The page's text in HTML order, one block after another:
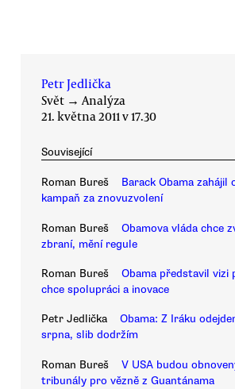
Petr Jedlička
Svět →Analýza
21. května 2011 v 17.30
Související
Roman Bureš
Barack Obama zahájil
kampaň za znovuzvolení
Roman Bureš
Obamova vláda chce
zbraní, mění regule
Roman Bureš
Obama představil vizi
chce spolupráci a inovace
Petr Jedlička
Obama: Z Iráku
srpna, slib dodržím
Roman Bureš
V USA budou
tribunály pro vězně z Guantánama